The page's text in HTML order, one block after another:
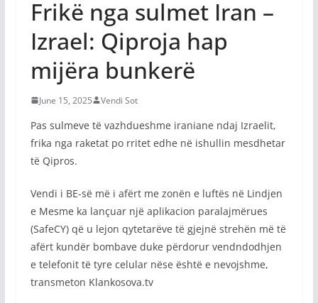
Frikë nga sulmet Iran –
Izrael: Qiproja hap
mijëra bunkerë
June 15, 2025 Vendi Sot
Pas sulmeve të vazhdueshme iraniane ndaj Izraelit,
frika nga raketat po rritet edhe në ishullin mesdhetar
të Qipros.
Vendi i BE-së më i afërt me zonën e luftës në Lindjen
e Mesme ka lançuar një aplikacion paralajmërues
(SafeCY) që u lejon qytetarëve të gjejnë strehën më të
afërt kundër bombave duke përdorur vendndodhjen
e telefonit të tyre celular nëse është e nevojshme,
transmeton Klankosova.tv